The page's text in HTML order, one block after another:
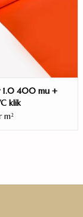
optimaal
1.0 400 mu +
klik
m2